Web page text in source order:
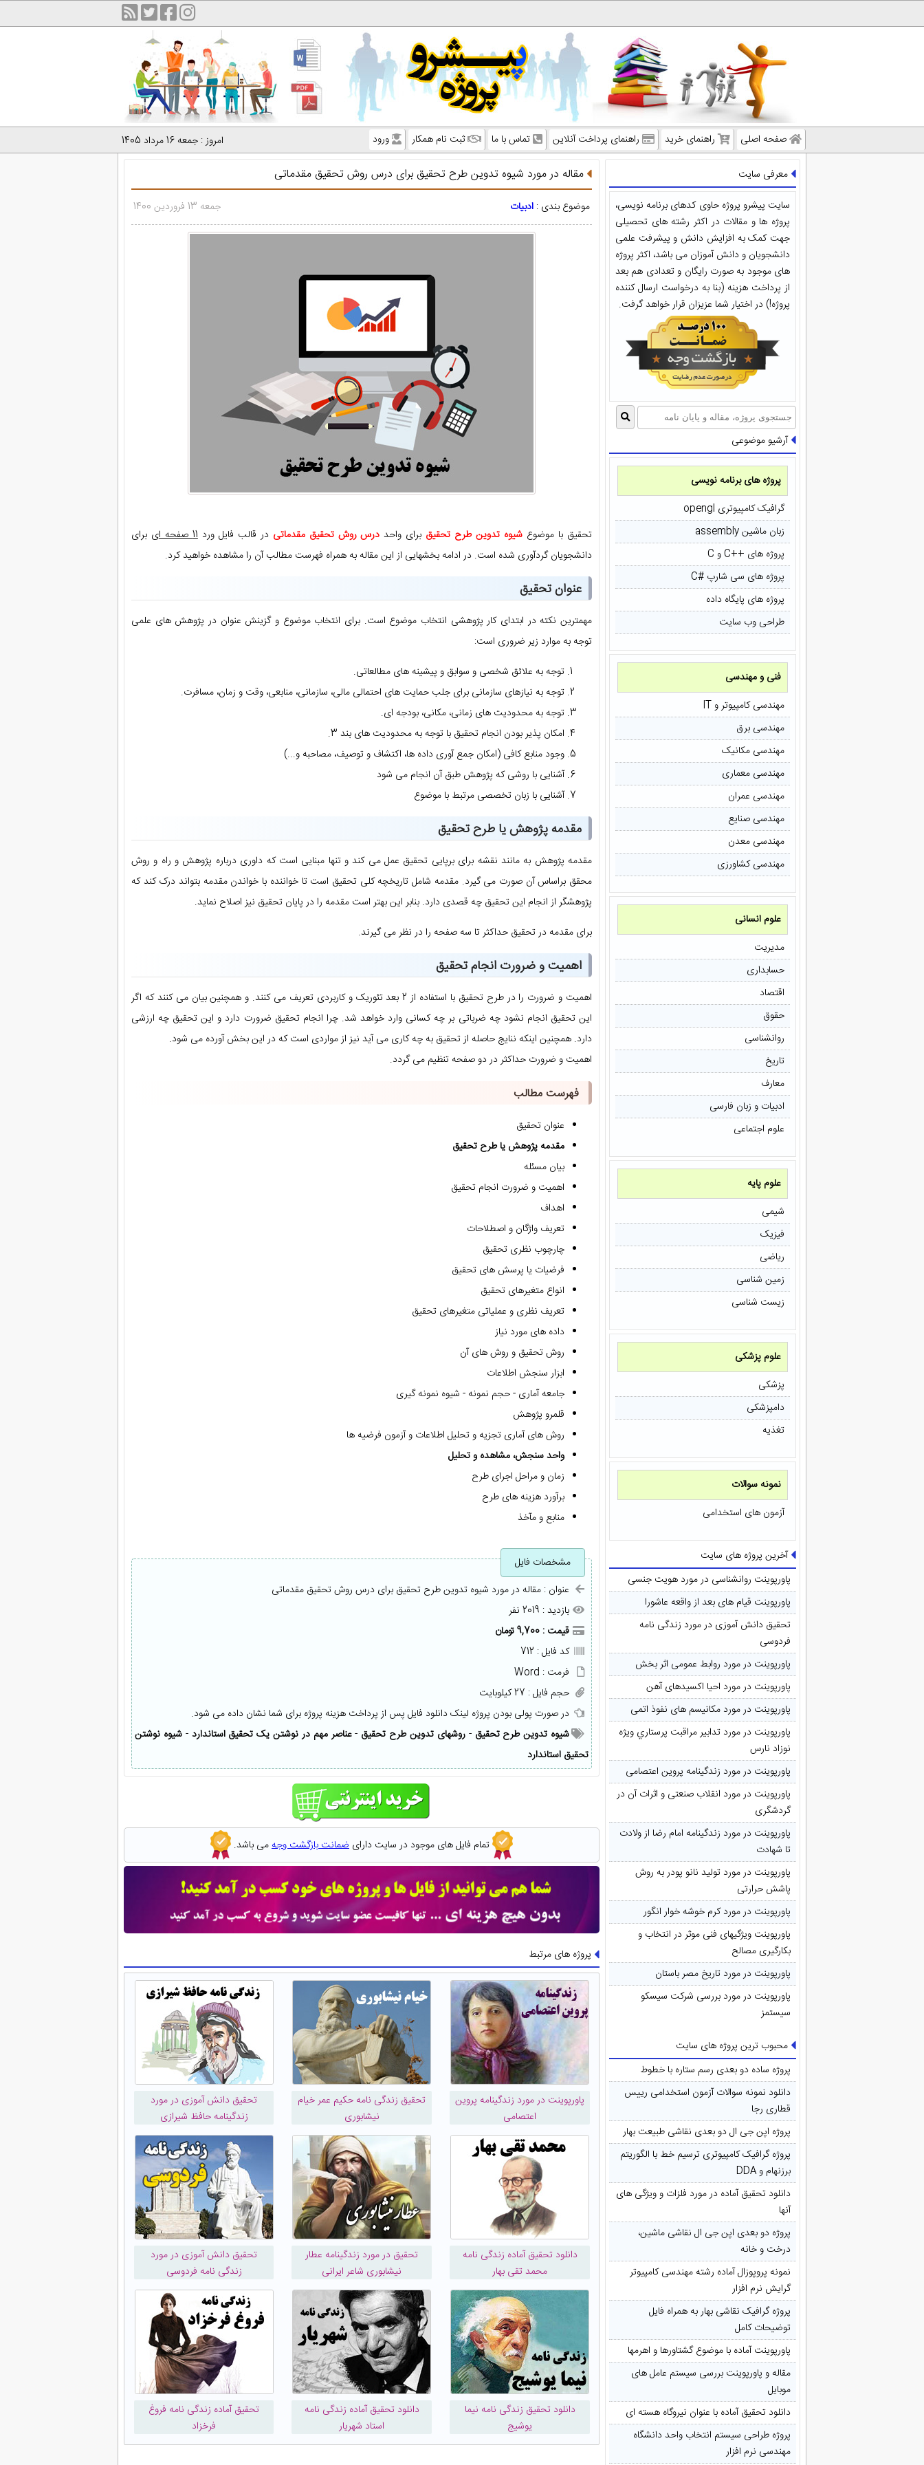
امروز : جمعه 16 مرداد 1405 صفحه اصلی راهنمای خرید راهنمای پرداخت آنلاین تماس با ما ثبت نام همکار ورود
معرفی سایت
سایت پیشرو پروژه حاوی کدهای برنامه نویسی،
پروژه ها و مقالات در اکثر رشته های تحصیلی
جهت کمک به افزایش دانش و پیشرفت علمی
دانشجویان و دانش آموزان می باشد، اکثر پروژه
های موجود به صورت رایگان و تعدادی هم بعد
از پرداخت هزینه (بنا به درخواست ارسال کننده
پروژه!) در اختیار شما عزیزان قرار خواهد گرفت.
آرشیو موضوعی
پروژه های برنامه نویسی
گرافیک کامپیوتری opengl
زبان ماشین assembly
پروژه های ++C و C
پروژه های سی شارپ #C
پروژه های پایگاه داده
طراحی وب سایت
فنی و مهندسی
مهندسی کامپیوتر و IT
مهندسی برق
مهندسی مکانیک
مهندسی معماری
مهندسی عمران
مهندسی صنایع
مهندسی معدن
مهندسی کشاورزی
علوم انسانی
مدیریت
حسابداری
اقتصاد
حقوق
روانشناسی
تاریخ
معارف
ادبیات و زبان فارسی
علوم اجتماعی
علوم پایه
شیمی
فیزیک
ریاضی
زمین شناسی
زیست شناسی
علوم پزشکی
پزشکی
دامپزشکی
تغذیه
نمونه سوالات
آزمون های استخدامی
آخرین پروژه های سایت
پاورپوینت روانشناسی در مورد هویت جنسی
پاورپوینت قیام های بعد از واقعه عاشورا
تحقیق دانش آموزی در مورد زندگی نامه
فردوسی
پاورپوینت در مورد روابط عمومی اثر بخش
پاورپوینت در مورد احیا اکسیدهای آهن
پاورپوینت در مورد مکانیسم های نفوذ اتمی
پاورپوینت در مورد تدابیر مراقبت پرستاري ويژه
نوزاد نارس
پاورپوینت در مورد زندگینامه پروین اعتصامی
پاورپوینت در مورد انقلاب صنعتی و اثرات آن در
گردشگری
پاورپوینت در مورد زندگینامه امام رضا از ولادت
تا شهادت
پاورپوینت در مورد تولید نانو پودر به روش
پاشش حرارتی
پاورپوینت در مورد کرم خوشه خوار انگور
پاورپوینت ویژگیهای فنی موثر در انتخاب و
بکارگیری مصالح
پاورپوینت در مورد تاريخ مصر باستان
پاورپوینت در مورد بررسی شرکت سیسکو
سیستمز
محبوب ترین پروژه های سایت
پروژه ساده دو بعدی رسم ستاره با خطوط
دانلود نمونه سوالات آزمون استخدامی رییس
قطاری رجا
پروژه اپن جی ال دو بعدی نقاشی طبیعت بهار
پروژه گرافیک کامپیوتری ترسیم خط با الگوریتم
برزنهام و DDA
دانلود تحقیق آماده در مورد فلزات و ویژگی های
آنها
پروژه دو بعدی اپن جی ال نقاشی ماشین،
درخت و خانه
نمونه پروپوزال آماده رشته مهندسی کامپیوتر
گرایش نرم افزار
پروژه گرافیک نقاشی بهار به همراه فایل
توضیحات کامل
پاورپوینت آماده با موضوع گشتاورها و اهرمها
مقاله و پاورپوینت بررسی سیستم عامل های
موبایل
دانلود تحقیق آماده با عنوان نیروگاه هسته ای
پروژه طراحی سیستم انتخاب واحد دانشگاه
مهندسی نرم افزار
مقاله در مورد شیوه تدوین طرح تحقیق برای درس روش تحقیق مقدماتی
موضوع بندی : ادبیات جمعه 13 فروردین 1400
تحقیق با موضوع شیوه تدوین طرح تحقیق برای واحد درس روش تحقیق مقدماتی در قالب فایل ورد11 صفحه ای
برای
دانشجویان گردآوری شده است. در ادامه بخشهایی از این مقاله به همراه فهرست مطالب آن را مشاهده خواهید کرد.
عنوان تحقیق
مهمترین نکته در ابتدای کار پژوهشی انتخاب موضوع است. برای انتخاب موضوع و گزینش عنوان در پژوهش های علمی
توجه به موارد زیر ضروری است:
توجه به علائق شخصی و سوابق و پیشینه های مطالعاتی.
توجه به نیازهای سازمانی برای جلب حمایت های احتمالی مالی، سازمانی، منابعی، وقت و زمان، مسافرت.
توجه به محدودیت های زمانی، مکانی، بودجه ای.
امکان پذیر بودن انجام تحقیق با توجه به محدودیت های بند 3.
وجود منابع کافی (امکان جمع آوری داده ها، اکتشاف و توصیف، مصاحبه و...)
آشنایی با روشی که پژوهش طبق آن انجام می شود
آشنایی با زبان تخصصی مرتبط با موضوع
مقدمه پژوهش یا طرح تحقیق
مقدمه پژوهش به مانند نقشه برای برپایی تحقیق عمل می کند و تنها مبنایی است که داوری درباره پژوهش و راه و روش
محقق براساس آن صورت می گیرد. مقدمه شامل تاریخچه کلی تحقیق است تا خواننده با خواندن مقدمه بتواند درک کند که
پژوهشگر از انجام این تحقیق چه قصدی دارد. بنابر این بهتر است مقدمه را در پایان تحقیق نیز اصلاح نماید.
برای مقدمه در تحقیق حداکثر تا سه صفحه را در نظر می گیرند.
اهمیت و ضرورت انجام تحقیق
اهمیت و ضرورت را در طرح تحقیق با استفاده از 2 بعد تئوریک و کاربردی تعریف می کنند. و همچنین بیان می کنند که اگر
این تحقیق انجام نشود چه ضرباتی بر چه کسانی وارد خواهد شد. چرا انجام تحقیق ضرورت دارد و این تحقیق چه ارزشی
دارد. همچنین اینکه ننایج حاصله از تحقیق به چه کاری می آید نیز از مواردی است که در این بخش آورده می شود.
اهمیت و ضرورت حداکثر در دو صفحه تنظیم می گردد.
فهرست مطالب
عنوان تحقیق
مقدمه پژوهش یا طرح تحقیق
بیان مسئله
اهمیت و ضرورت انجام تحقیق
اهداف
تعریف واژگان و اصطلاحات
چارچوب نظری تحقیق
فرضیات یا پرسش های تحقیق
انواع متغیرهای تحقیق
تعریف نظری و عملیاتی متغیرهای تحقیق
داده های مورد نیاز
روش تحقیق و روش های آن
ابزار سنجش اطلاعات
جامعه آماری - حجم نمونه - شیوه نمونه گیری
قلمرو پژوهش
روش های آماری تجزیه و تحلیل اطلاعات و آزمون فرضیه ها
واحد سنجش، مشاهده و تحلیل
زمان و مراحل اجرای طرح
برآورد هزینه های طرح
منابع و مآخذ
مشخصات فایل
عنوان : مقاله در مورد شیوه تدوین طرح تحقیق برای درس روش تحقیق مقدماتی
بازدید : 2019 نفر
قیمت : 9,700 تومان
کد فایل : 712
فرمت : Word
حجم فایل : 27 کیلوبایت
در صورت پولی بودن پروژه لینک دانلود فایل پس از پرداخت هزینه پروژه برای شما نشان داده می شود.
شیوه تدوین طرح تحقیق -روشهای تدوین طرح تحقیق -عناصر مهم در نوشتن یک تحقیق استاندارد -شیوه نوشتن
تحقیق استاندارد
تمام فایل های موجود در سایت دارای ضمانت بازگشت وجهمی باشد.
پروژه های مرتبط
پاورپوینت در مورد زندگینامه پروین
اعتصامی
تحقیق زندگی نامه حکیم عمر خیام
نیشابوری
تحقیق دانش آموزی در مورد
زندگینامه حافظ شیرازی
دانلود تحقیق آماده زندگی نامه
محمد تقی بهار
تحقیق در مورد زندگینامه عطار
نیشابوری شاعر ایرانی
تحقیق دانش آموزی در مورد
زندگی نامه فردوسی
دانلود تحقیق زندگی نامه نیما
یوشیج
دانلود تحقیق آماده زندگی نامه
استاد شهریار
تحقیق آماده زندگی نامه فروغ
فرخزاد